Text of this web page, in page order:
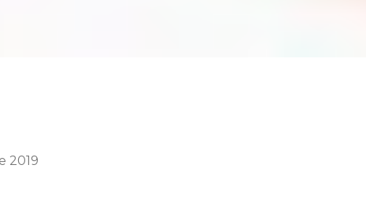
2019